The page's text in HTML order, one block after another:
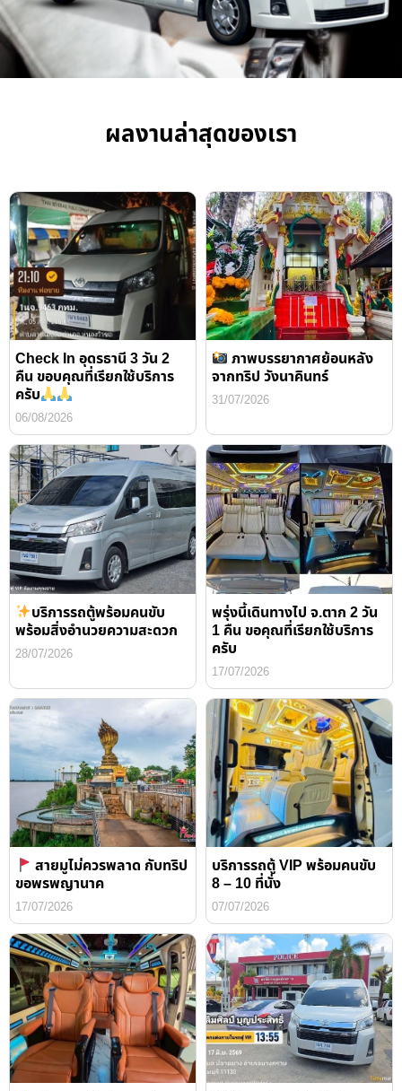
ผลงานล่าสุดของเรา
Check In อุดรธานี 3 วัน 2
คืน ขอบคุณที่เรียกใช้บริการ
ครับ
06/08/2026
ภาพบรรยากาศย้อนหลัง
จากทริป วังนาคินทร์
31/07/2026
บริการรถตู้พร้อมคนขับ
พร้อมสิ่งอำนวยความสะดวก
28/07/2026
พรุ่งนี้เดินทางไป จ.ตาก 2 วัน
1 คืน ขอคุณที่เรียกใช้บริการ
ครับ
17/07/2026
สายมูไม่ควรพลาด กับทริป
ขอพรพญานาค
17/07/2026
บริการรถตู้ VIP พร้อมคนขับ
8 – 10 ที่นั่ง
07/07/2026